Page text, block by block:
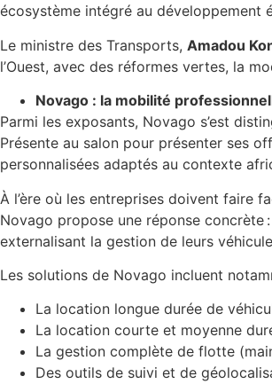
écosystème intégré au développement
Le ministre des Transports, Amadou
l’Ouest, avec des réformes vertes, la
Novago : la mobilité
Parmi les exposants, Novago s’est
Présente au salon pour présenter ses
personnalisées adaptés au contexte
À l’ère où les entreprises doivent faire
Novago propose une réponse
externalisant la gestion de leurs
Les solutions de Novago incluent
La location longue durée de
La location courte et moyenne
La gestion complète de flotte
Des outils de suivi et de